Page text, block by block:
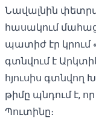
Նավալնին
հասակում
պատիժ էր կրում
գտնվում է
հյուսիս գտնվող
թիմը պնդում է,
Պուտինը։